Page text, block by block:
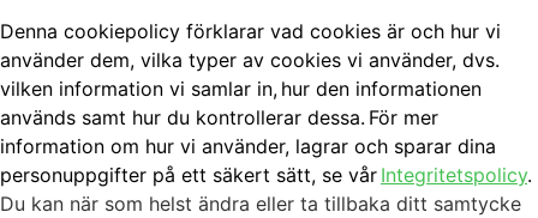
Denna cookiepolicy förklarar vad cookies är och hur vi
använder dem, vilka typer av cookies vi använder, dvs.
vilken information vi samlar in, hur den informationen
används samt hur du kontrollerar dessa. För mer
information om hur vi använder, lagrar och sparar dina
personuppgifter på ett säkert sätt, se vår Integritetspolicy.
Du kan när som helst ändra eller ta tillbaka ditt samtycke